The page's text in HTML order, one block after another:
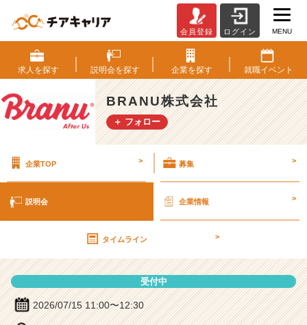
R
A
N
U
株
式
説
詳
細
ャ
会員登録 ログイン MENU
求人を探す 説明会を探す 企業を探す 就職イベント
BRANU株式会社
＋ フォロー
企業TOP > 募集 >
説明会 企業情報 >
タイムライン >
受付中
2026/07/15 11:00〜12:30